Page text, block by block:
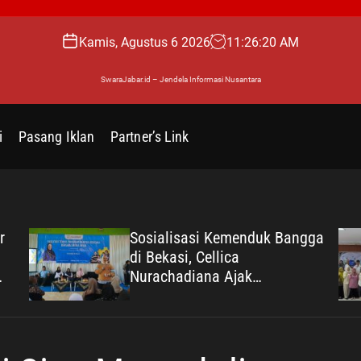
Kamis, Agustus 6 2026 11 :26:21 AM
SwaraJabar.id – Jendela Informasi Nusantara
Pasang Iklan Partner’s Link
Bangga
Pengelolaan Sampah
Efisien, Dosen Ilmu
UPER Kembangkan